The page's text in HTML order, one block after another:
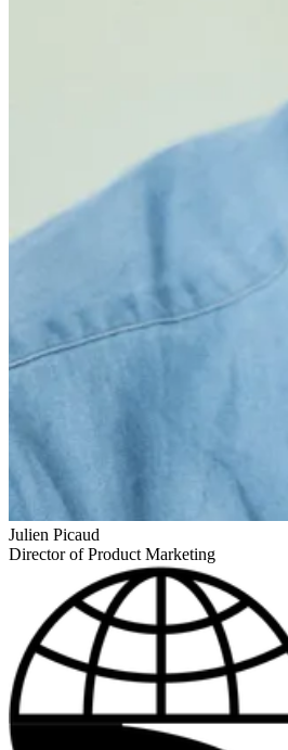
Julien Picaud
Director of Product Marketing